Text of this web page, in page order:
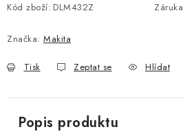
Kód zboží: DLM432Z Záruka
Značka: Makita
Tisk Zeptat se Hlídat
Popis produktu